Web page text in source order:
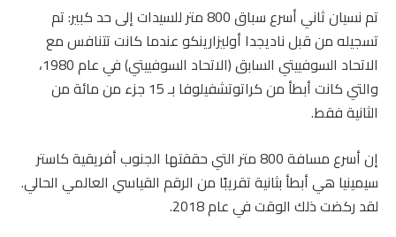
تم نسيان ثاني أسرع سباق 800 متر للسيدات إلى حد كبير: تم
تسجيله من قبل ناديجدا أوليزارينكو عندما كانت تتنافس مع
الاتحاد السوفييتي السابق (الاتحاد السوفييتي) في عام 1980،
والتي كانت أبطأ من كراتوتشفيلوفا بـ 15 جزء من مائة من
الثانية فقط.
إن أسرع مسافة 800 متر التي حققتها الجنوب أفريقية كاستر
سيمينيا هي أبطأ بثانية تقريبًا من الرقم القياسي العالمي الحالي.
لقد ركضت ذلك الوقت في عام 2018.